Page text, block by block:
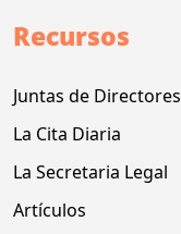
Recursos
Juntas de Directores
La Cita Diaria
La Secretaria Legal
Artículos